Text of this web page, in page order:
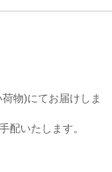
物)にてお届けしま
配いたします。